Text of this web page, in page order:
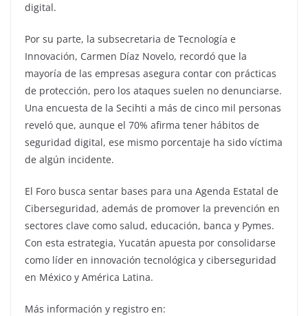
digital.
Por su parte, la subsecretaria de Tecnología e
Innovación, Carmen Díaz Novelo, recordó que la
mayoría de las empresas asegura contar con prácticas
de protección, pero los ataques suelen no denunciarse.
Una encuesta de la Secihti a más de cinco mil personas
reveló que, aunque el 70% afirma tener hábitos de
seguridad digital, ese mismo porcentaje ha sido víctima
de algún incidente.
El Foro busca sentar bases para una Agenda Estatal de
Ciberseguridad, además de promover la prevención en
sectores clave como salud, educación, banca y Pymes.
Con esta estrategia, Yucatán apuesta por consolidarse
como líder en innovación tecnológica y ciberseguridad
en México y América Latina.
Más información y registro en: